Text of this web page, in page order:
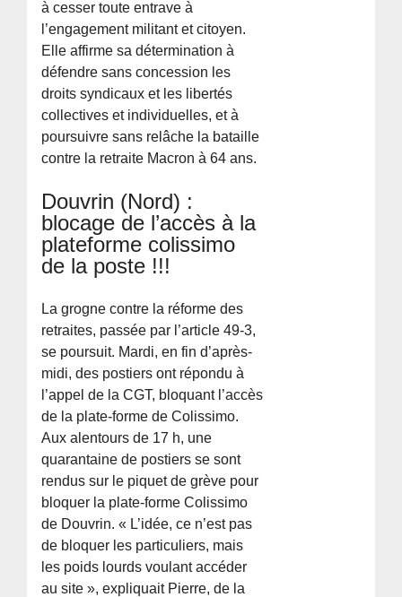
à cesser toute entrave à
l’engagement militant et citoyen.
Elle affirme sa détermination à
défendre sans concession les
droits syndicaux et les libertés
collectives et individuelles, et à
poursuivre sans relâche la bataille
contre la retraite Macron à 64 ans.
Douvrin (Nord) :
blocage de l’accès à la
plateforme colissimo
de la poste !!!
La grogne contre la réforme des
retraites, passée par l’article 49-3,
se poursuit. Mardi, en fin d’après-
midi, des postiers ont répondu à
l’appel de la CGT, bloquant l’accès
de la plate-forme de Colissimo.
Aux alentours de 17 h, une
quarantaine de postiers se sont
rendus sur le piquet de grève pour
bloquer la plate-forme Colissimo
de Douvrin. « L’idée, ce n’est pas
de bloquer les particuliers, mais
les poids lourds voulant accéder
au site », expliquait Pierre, de la